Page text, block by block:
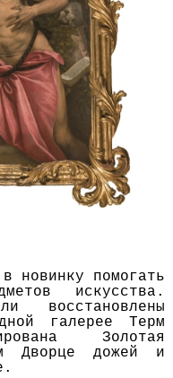
новинку помогать
искусства.
восстановлены
галерее Терм
Золотая
Дворце дожей и